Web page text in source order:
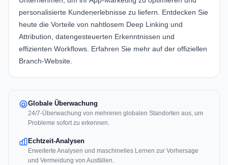
personalisierte Kundenerlebnisse zu liefern. Entdecken Sie
heute die Vorteile von nahtlosem Deep Linking und
Attribution, datengesteuerten Erkenntnissen und
effizienten Workflows. Erfahren Sie mehr auf der offiziellen
Branch-Website.
Globale Überwachung
24/7-Überwachung von mehreren globalen Standorten aus, um
Probleme sofort zu erkennen.
Echtzeit-Analysen
Erweiterte Analysen und maschinelles Lernen zur Vorhersage
und Vermeidung von Ausfällen.